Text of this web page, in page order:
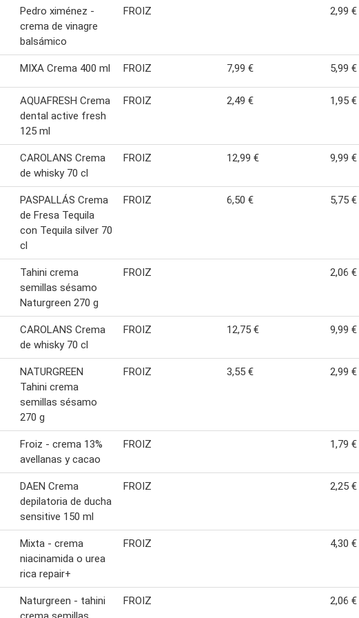
Pedro ximénez -
crema de vinagre
balsámico
FROIZ 2,99 €
MIXA Crema 400 ml FROIZ 7,99 € 5,99 €
AQUAFRESH Crema
dental active fresh
125 ml
FROIZ 2,49 € 1,95 €
CAROLANS Crema
de whisky 70 cl
FROIZ 12,99 € 9,99 €
PASPALLÁS Crema
de Fresa Tequila
con Tequila silver 70
cl
FROIZ 6,50 € 5,75 €
Tahini crema
semillas sésamo
Naturgreen 270 g
FROIZ 2,06 €
CAROLANS Crema
de whisky 70 cl
FROIZ 12,75 € 9,99 €
NATURGREEN
Tahini crema
semillas sésamo
270 g
FROIZ 3,55 € 2,99 €
Froiz - crema 13%
avellanas y cacao
FROIZ 1,79 €
DAEN Crema
depilatoria de ducha
sensitive 150 ml
FROIZ 2,25 €
Mixta - crema
niacinamida o urea
rica repair+
FROIZ 4,30 €
Naturgreen - tahini
FROIZ 2,06 €